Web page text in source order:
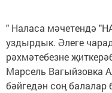
" Наласа мәчетендә
уздырдык. Әлеге
рәхмәтебезне
Марсель Вагыйзовка
бәйгедән соң балалар